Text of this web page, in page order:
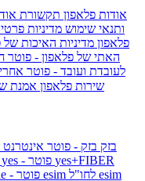
אודות פלאפון תקשורת
ותנאי שימוש מדיניות
פלאפון מדיניות האיכות
האתי של פלאפון - פוטר
לעובדת ועובד - פוטר
שירות פלאפון אמנת
בזק בזק - פוטר אינטרנט
yes+FIBER
esim